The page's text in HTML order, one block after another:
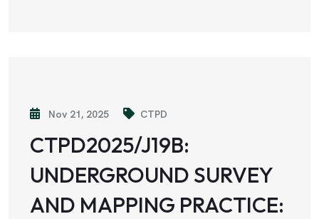
Nov 21, 2025 CTPD
CTPD2025/J19B:
UNDERGROUND SURVEY
AND MAPPING PRACTICE: